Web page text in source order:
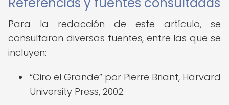
Para la redacción de este artículo, se
consultaron diversas fuentes, entre las que se
incluyen:
“Ciro el Grande” por Pierre Briant, Harvard
University Press, 2002.